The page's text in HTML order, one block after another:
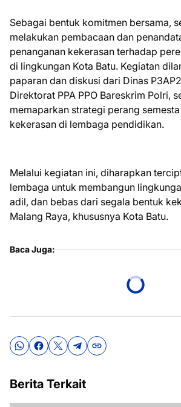
Sebagai bentuk komitmen bersama,
melakukan pembacaan dan
penanganan kekerasan terhadap
di lingkungan Kota Batu. Kegiatan
paparan dan diskusi dari Dinas
Direktorat PPA PPO Bareskrim Polri,
memaparkan strategi perang
kekerasan di lembaga pendidikan.
Melalui kegiatan ini, diharapkan
lembaga untuk membangun
adil, dan bebas dari segala bentuk
Malang Raya, khususnya Kota Batu.
Baca Juga:
Berita Terkait